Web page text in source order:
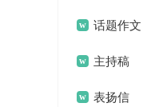
话题作文
主持稿
表扬信